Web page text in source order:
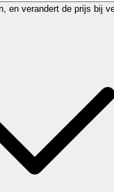
en verandert de prijs bij